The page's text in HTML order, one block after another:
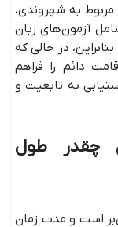
به شهروندی،
آزمون‌های زبان
در حالی که
دائم را فراهم
به تابعیت و
چقدر طول
است و مدت زمان